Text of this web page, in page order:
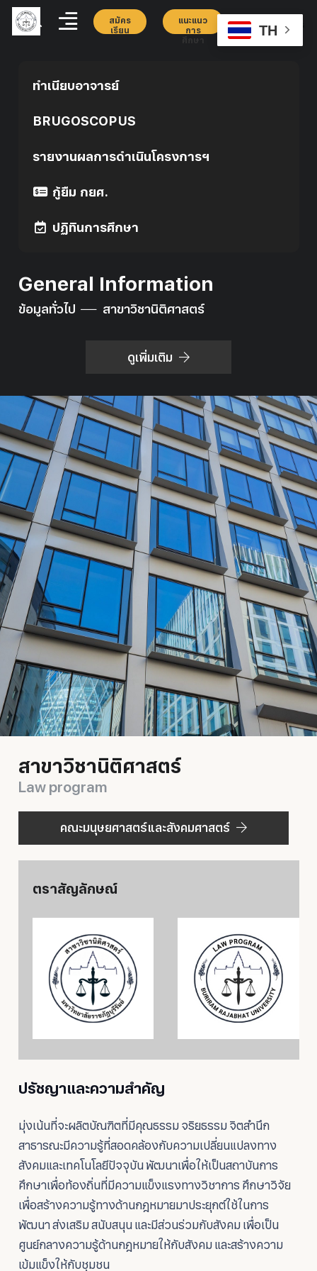
สมัคร
เรียน
แนะแนว
การ
ทำเนียบอาจารย์
BRUGOSCOPUS
รายงานผลการดำเนินโครงการฯ
กู้ยืม กยศ.
ปฏิทินการศึกษา
General Information
ข้อมูลทั่วไป สาขาวิชานิติศาสตร์
ดูเพิ่มเติม
สาขาวิชานิติศาสตร์
Law program
คณะมนุษยศาสตร์และสังคมศาสตร์
ตราสัญลักษณ์
ปรัชญาและความสำคัญ
มุ่งเน้นที่จะผลิตบัณฑิตที่มีคุณธรรม จริยธรรม จิตสำนึก
สาธารณะมีความรู้ที่สอดคล้องกับความเปลี่ยนแปลงทาง
สังคมและเทคโนโลยีปัจจุบัน พัฒนาเพื่อให้เป็นสถาบันการ
ศึกษาเพื่อท้องถิ่นที่มีความแข็งแรงทางวิชาการ ศึกษาวิจัย
เพื่อสร้างความรู้ทางด้านกฎหมายมาประยุกต์ใช้ในการ
พัฒนา ส่งเสริม สนับสนุน และมีส่วนร่วมกับสังคม เพื่อเป็น
ศูนย์กลางความรู้ด้านกฎหมายให้กับสังคม และสร้างความ
เข้มแข็งให้กับชุมชน
TH